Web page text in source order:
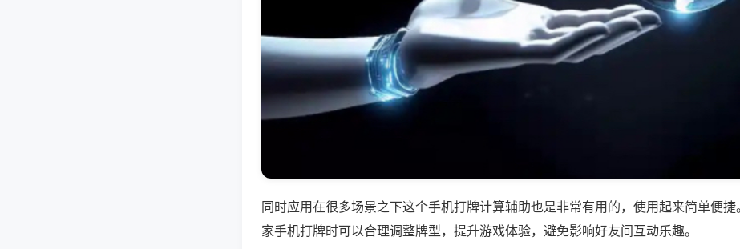
同时应用在很多场景之下这个手机打牌计算辅助也是非常有用的，使用起来简单便捷
家手机打牌时可以合理调整牌型，提升游戏体验，避免影响好友间互动乐趣。